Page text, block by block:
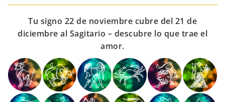
Tu signo 22 de noviembre cubre del 21 de
diciembre al Sagitario – descubre lo que trae el
amor.